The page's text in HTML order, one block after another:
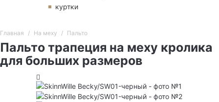
куртки
Главная На меху Пальто
Пальто трапеция на меху кролика
для больших размеров